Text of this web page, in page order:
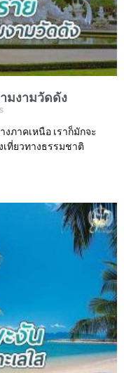
มงามวัดดัง
ภาคเหนือ เราก็มักจะ
ที่ยวทางธรรมชาติ